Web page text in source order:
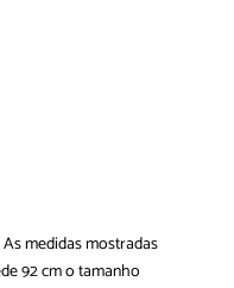
medidas mostradas
92 cm o tamanho